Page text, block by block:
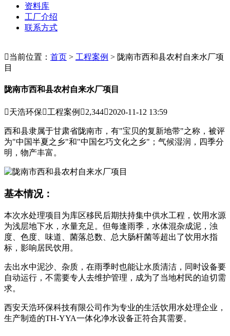
资料库
工厂介绍
联系方式
当前位置： 首页 > 工程案例 > 陇南市西和县农村自来水厂项
目
陇南市西和县农村自来水厂项目
天浩环保工程案例 2,3442020-11-12 13:59
西和县隶属于甘肃省陇南市，有"宝贝的复新地带"之称，被评
为"中国半夏之乡"和"中国乞巧文化之乡"；气候湿润，四季分
明，物产丰富。
基本情况：
本次水处理项目为库区移民后期扶持集中供水工程，饮用水源
为浅层地下水，水量充足。但每逢雨季，水体混杂成泥，浊
度、色度、味道、菌落总数、总大肠杆菌等超出了饮用水指
标，影响居民饮用。
去出水中泥沙、杂质，在雨季时也能让水质清洁，同时设备要
自动运行，不需要专人去维护管理，成为了当地村民的迫切需
求。
西安天浩环保科技有限公司作为专业的生活饮用水处理企业，
生产制造的TH-YYA一体化净水设备正符合其需要。